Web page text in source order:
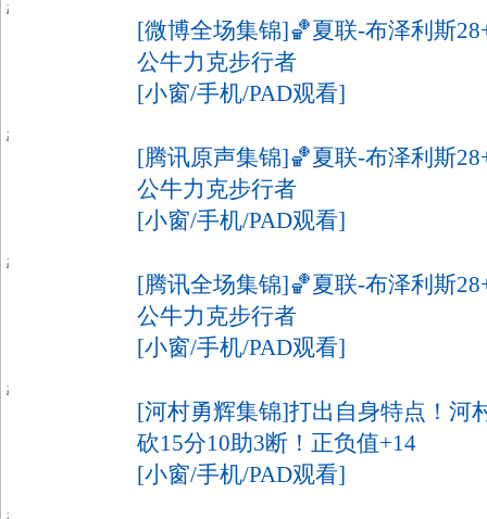
[微博全场集锦]🏀夏联-布泽利斯
公牛力克步行者
[小窗/手机/PAD观看]
[腾讯原声集锦]🏀夏联-布泽利斯
公牛力克步行者
[小窗/手机/PAD观看]
[腾讯全场集锦]🏀夏联-布泽利斯
公牛力克步行者
[小窗/手机/PAD观看]
[河村勇辉集锦]打出自身特点！河
砍15分10助3断！正负值+14
[小窗/手机/PAD观看]